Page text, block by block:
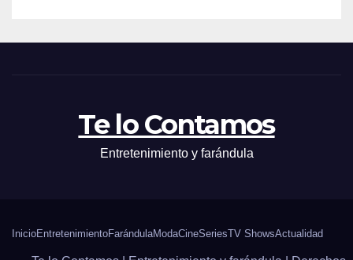
Te lo Contamos
Entretenimiento y farándula
InicioEntretenimientoFarándulaModaCineSeriesTV ShowsActualidad